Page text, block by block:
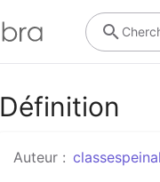
Définition
Auteur : classespeinal